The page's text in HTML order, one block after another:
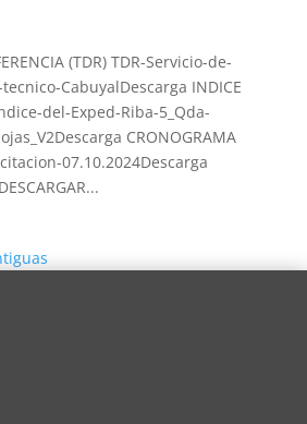
(TDR) TDR-Servicio-de-
CabuyalDescarga INDICE
del-Exped-Riba-5_Qda-
CRONOGRAMA
07.10.2024Descarga